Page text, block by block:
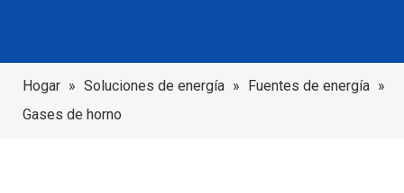
Hogar » Soluciones de energía » Fuentes de energía »
Gases de horno